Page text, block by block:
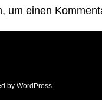
um einen
by WordPress